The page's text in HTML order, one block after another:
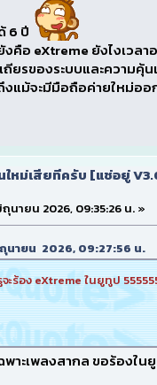
6 ปี
คือ eXtreme ยังไงเว
ถียรของระบบและความ
งแม้จะมีมือถือค่ายใหม่อ
ใหม่เสียทีครับ [แช่อยู่
นายน 2026, 09:35:26 น. »
นายน 2026, 09:27:56 น.
ะร้อง eXtreme ในยูทูป
าะเพลงสากล ขอร้องใน